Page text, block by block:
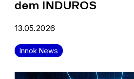
dem INDUROS
13.05.2026
Innok News